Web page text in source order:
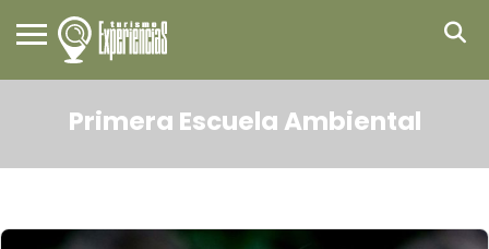
Primera Escuela Ambiental